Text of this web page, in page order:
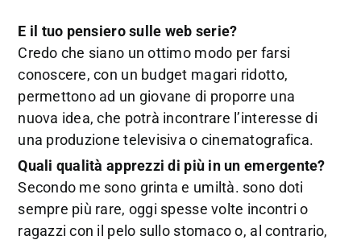
E il tuo pensiero sulle web serie?
Credo che siano un ottimo modo per farsi
conoscere, con un budget magari ridotto,
permettono ad un giovane di proporre una
nuova idea, che potrà incontrare l’interesse di
una produzione televisiva o cinematografica.
Quali qualità apprezzi di più in un emergente?
Secondo me sono grinta e umiltà. sono doti
sempre più rare, oggi spesse volte incontri o
ragazzi con il pelo sullo stomaco o, al contrario,